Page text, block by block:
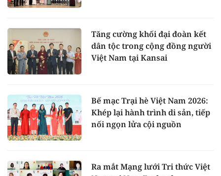
Tăng cường khối đại đoàn kết
dân tộc trong cộng đồng người
Việt Nam tại Kansai
Bế mạc Trại hè Việt Nam 2026:
Khép lại hành trình di sản, tiếp
nối ngọn lửa cội nguồn
Ra mắt Mạng lưới Tri thức Việt